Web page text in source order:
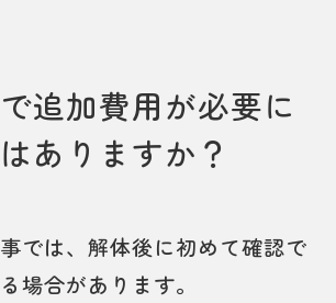
追加費用が必要に
ありますか？
では、解体後に初めて確認で
場合があります。